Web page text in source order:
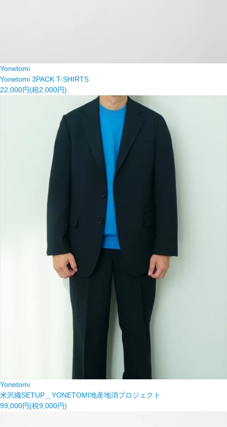
Yonetomi
Yonetomi 3PACK T-SHIRTS
22,000円(税2,000円)
Yonetomi
米沢織SETUP＿YONETOMI地産地消プロジェクト
99,000円(税9,000円)